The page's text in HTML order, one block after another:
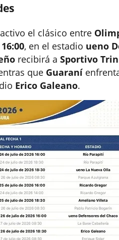
el clásico entre
, en el estadio ueno
recibirá a Sportivo
que Guaraní
Erico Galeano.